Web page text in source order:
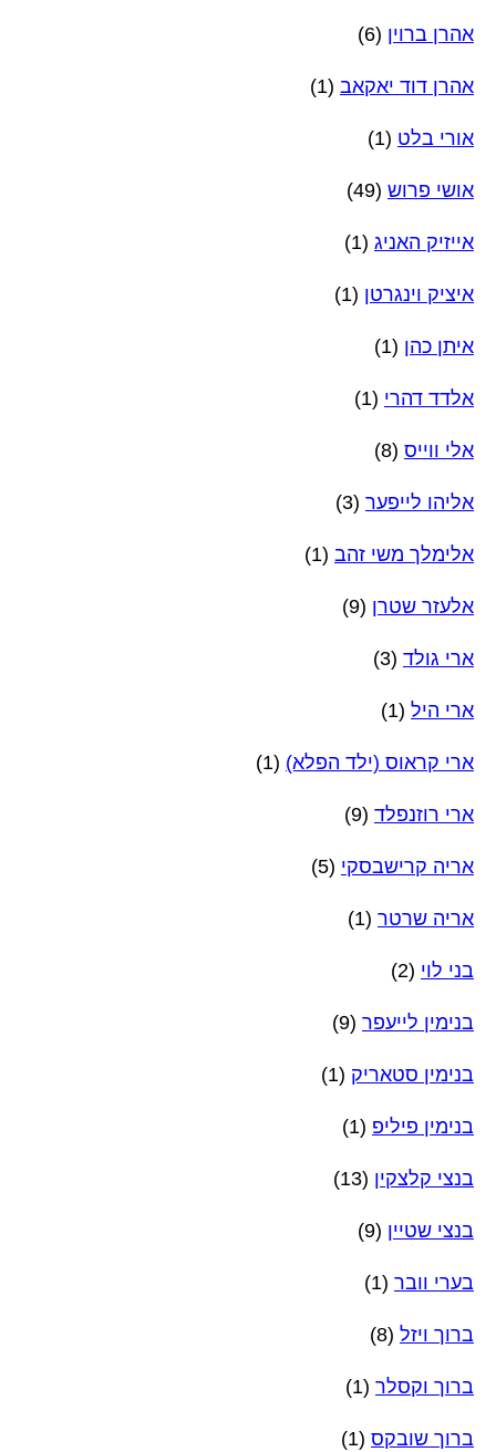
אהרן ברוין (6)
אהרן דוד יאקאב (1)
אורי בלט (1)
אושי פרוש (49)
אייזיק האניג (1)
איציק וינגרטן (1)
איתן כהן (1)
אלדד דהרי (1)
אלי ווייס (8)
אליהו לייפער (3)
אלימלך משי זהב (1)
אלעזר שטרן (9)
ארי גולד (3)
ארי היל (1)
ארי קראוס (ילד הפלא) (1)
ארי רוזנפלד (9)
אריה קרישבסקי (5)
אריה שרטר (1)
בני לוי (2)
בנימין לייעפר (9)
בנימין סטאריק (1)
בנימין פיליפ (1)
בנצי קלצקין (13)
בנצי שטיין (9)
בערי וובר (1)
ברוך ויזל (8)
ברוך וקסלר (1)
ברוך שובקס (1)